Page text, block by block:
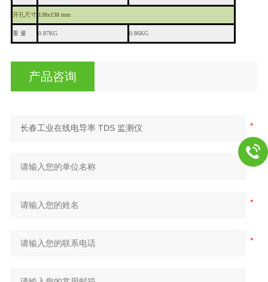
开孔尺寸 138x138 mm
重 量 0.87KG 0.86KG
产品咨询